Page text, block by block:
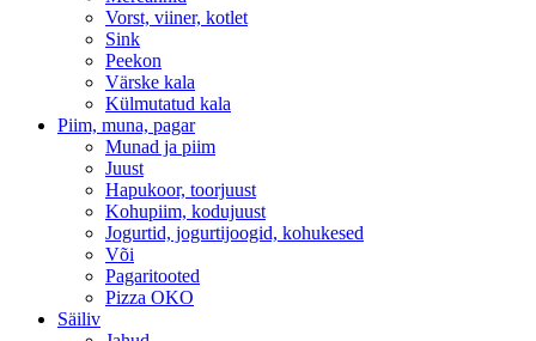
Vorst, viiner, kotlet
Sink
Peekon
Värske kala
Külmutatud kala
Piim, muna, pagar
Munad ja piim
Juust
Hapukoor, toorjuust
Kohupiim, kodujuust
Jogurtid, jogurtijoogid, kohukesed
Või
Pagaritooted
Pizza OKO
Säiliv